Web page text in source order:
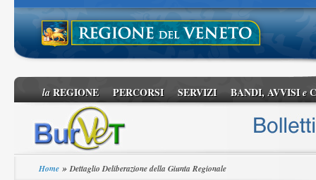
laREGIONE PERCORSI SERVIZI BANDI, AVVISIe
Home »Dettaglio Deliberazione della Giunta Regionale